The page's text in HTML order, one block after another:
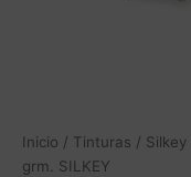
Inicio / Tinturas / Silkey
grm. SILKEY